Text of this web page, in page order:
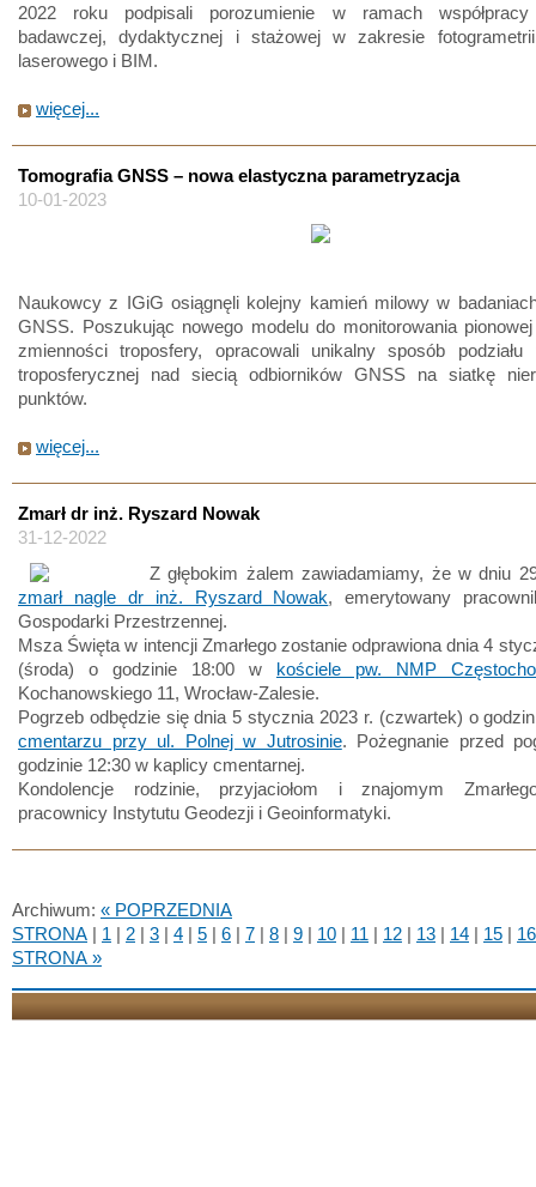
2022 roku podpisali porozumienie w ramach współpracy
badawczej, dydaktycznej i stażowej w zakresie
laserowego i BIM.
więcej...
Tomografia GNSS – nowa elastyczna parametryzacja
10-01-2023
Naukowcy z IGiG osiągnęli kolejny kamień milowy w
GNSS. Poszukując nowego modelu do monitorowania
zmienności troposfery, opracowali unikalny sposób podziału
troposferycznej nad siecią odbiorników GNSS na siatkę
punktów.
więcej...
Zmarł dr inż. Ryszard Nowak
31-12-2022
Z głębokim żalem zawiadamiamy, że w dniu
zmarł nagle dr inż. Ryszard Nowak, emerytowany
Gospodarki Przestrzennej.
Msza Święta w intencji Zmarłego zostanie odprawiona dnia 4
(środa) o godzinie 18:00 w
kościele pw. NMP
Kochanowskiego 11, Wrocław-Zalesie.
Pogrzeb odbędzie się dnia 5 stycznia 2023 r. (czwartek) o
cmentarzu przy ul. Polnej w Jutrosinie. Pożegnanie przed
godzinie 12:30 w kaplicy cmentarnej.
Kondolencje rodzinie, przyjaciołom i znajomym
pracownicy Instytutu Geodezji i Geoinformatyki.
Archiwum: « POPRZEDNIA
STRONA
1 2 3 4 5 6 7 8 9 10 11 12 13 14 15
16
STRONA »